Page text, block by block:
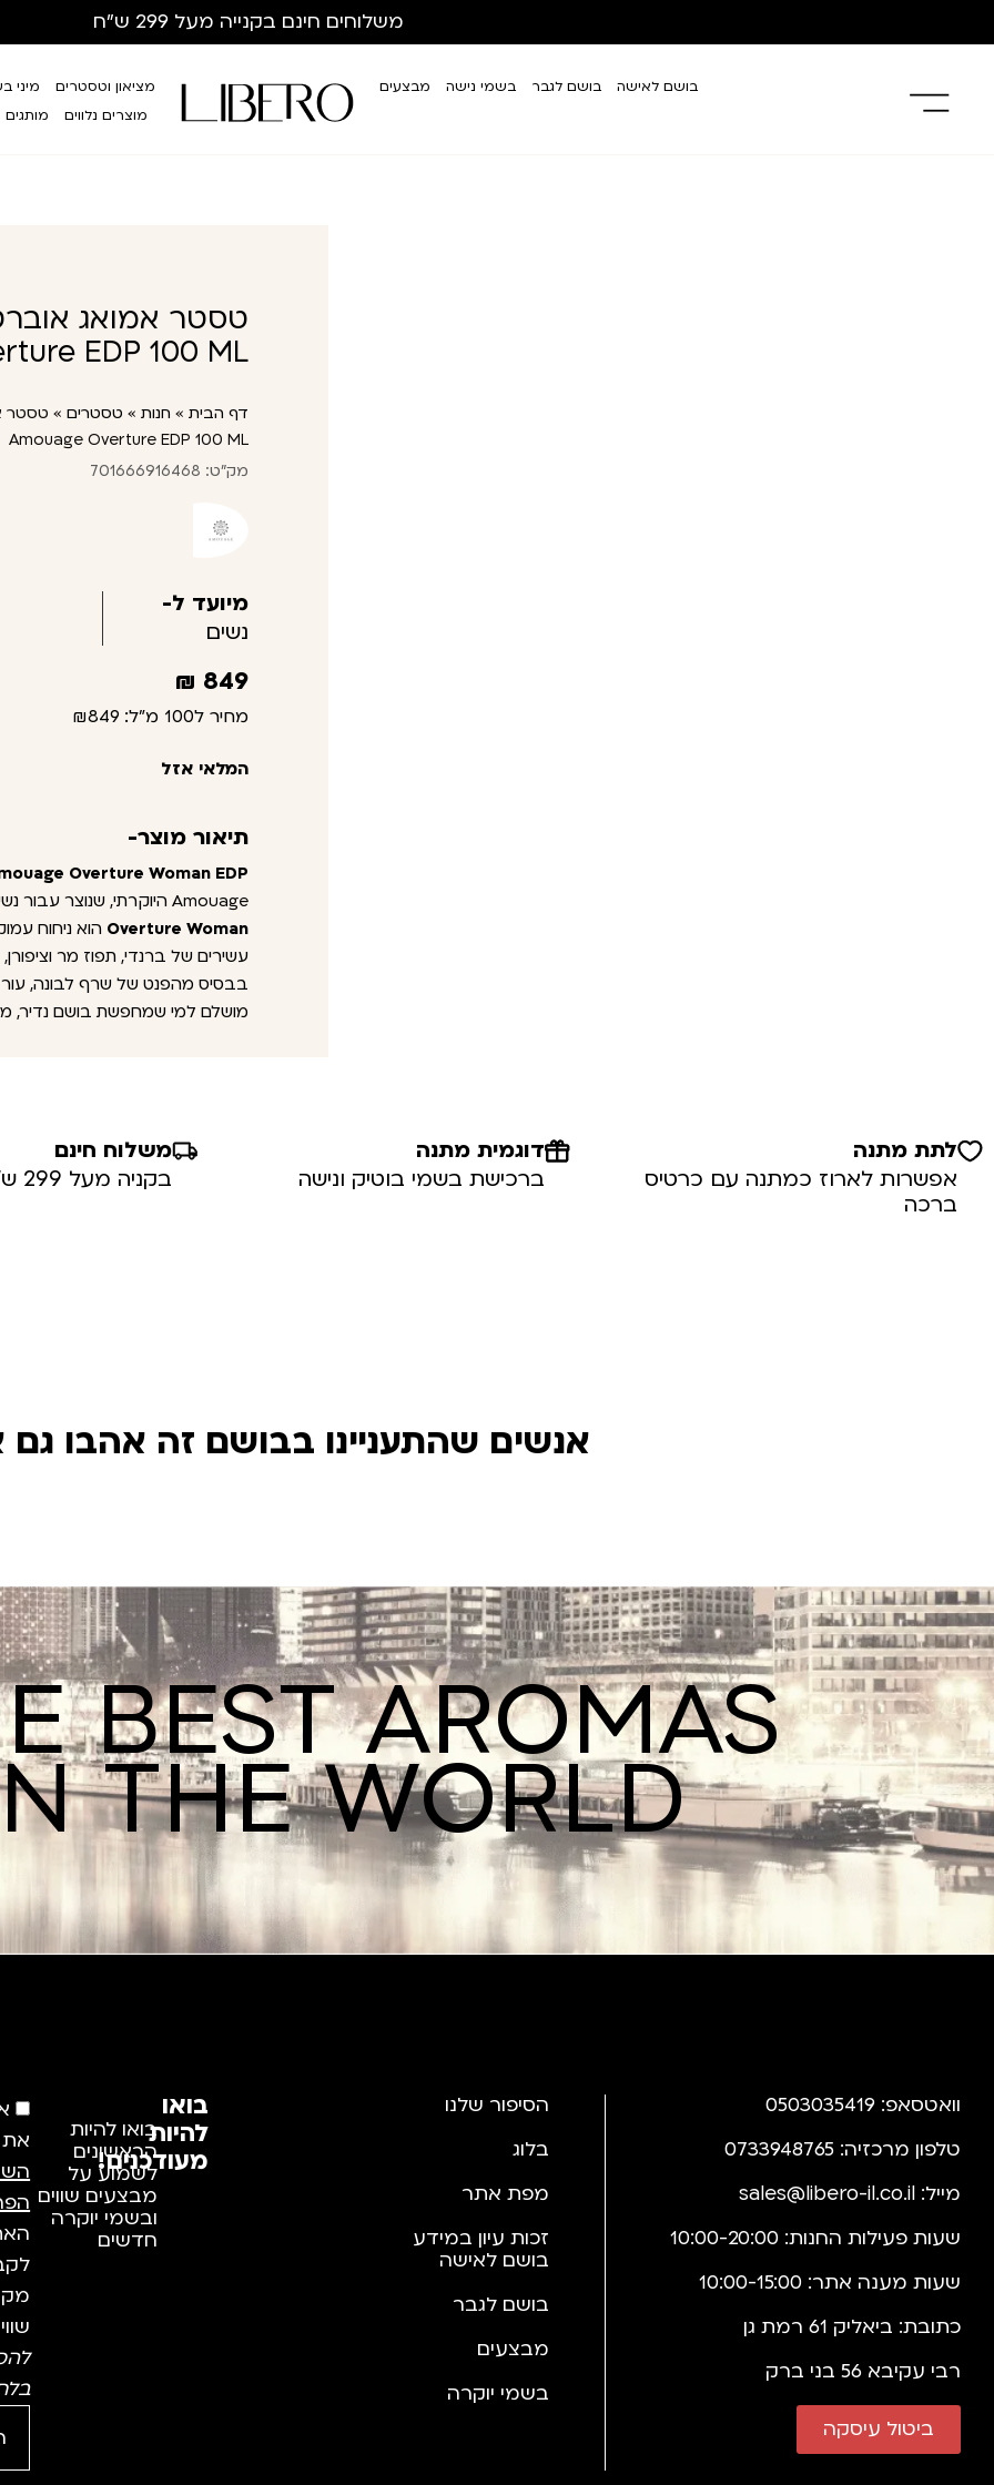
משלוחים חינם בקנייה מעל 299 ש”ח
בושם לאישה בושם לגבר בשמי נישה מבצעים מציאון וטסטרים
מיני
מוצרים נלווים
מותגים
EDP 100 ML
דף הבית » חנות » טסטרים »
Amouage Overture EDP 100 ML
מק"ט: 701666916468
מיועד ל-
נשים
849
₪
מחיר ל100 מ"ל: ₪849
המלאי אזל
תיאור מוצר-
Overture Woman EDP –
Amouage היוקרתי, שנוצר עבור נשים אלגנטיות, מלאות ביטחון וייחוד.
Overture Woman הוא ניחוח
עשירים של ברנדי, תפוז מר
בבסיס מהפנט של שרף לבונה, עור
מושלם למי שמחפשת בושם נדיר,
לתת מתנה
אפשרות לארוז כמתנה עם כרטיס
ברכה
דוגמית מתנה
ברכישת בשמי בוטיק ונישה
משלוח חינם
בקניה מעל 299 ש”ח
אנשים שהתעניינו בבושם זה אהבו
BEST AROMAS
THE WORLD
וואטסאפ: 0503035419
טלפון מרכזיה: 0733948765
מייל: sales@libero-il.co.il
שעות פעילות החנות: 10:00-20:00
שעות מענה אתר: 10:00-15:00
כתובת: ביאליק 61 רמת גן
רבי עקיבא 56 בני ברק
ביטול עיסקה
הסיפור שלנו
בלוג
מפת אתר
זכות עיון במידע
בושם לאישה
בושם לגבר
מבצעים
בשמי יוקרה
בואו
להיות
מעודכנים!
בואו להיות
הראשונים
לשמוע על
מבצעים שווים
ובשמי יוקרה
חדשים